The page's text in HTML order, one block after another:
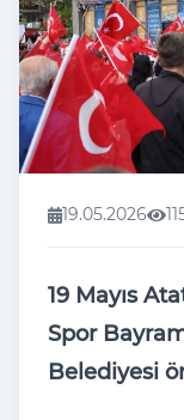
19.05.2026
19 Mayıs
Spor
Belediyesi